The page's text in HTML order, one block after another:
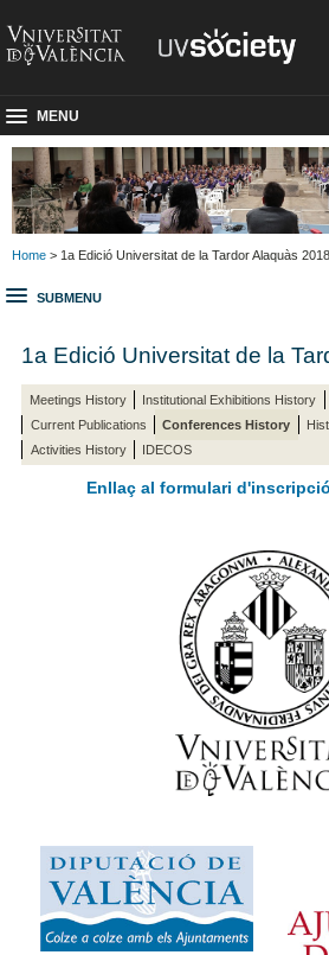
MENU
Home > 1a Edició Universitat de la Tardor Alaquàs 2018
SUBMENU
1a Edició Universitat de la
Meetings History Institutional Exhibitions History
Current Publications
Conferences History
Activities History
IDECOS
Enllaç al formulari